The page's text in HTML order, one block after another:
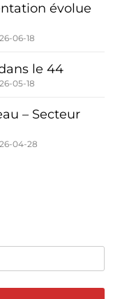
évolue
06-18
le 44
05-18
– Secteur
04-28